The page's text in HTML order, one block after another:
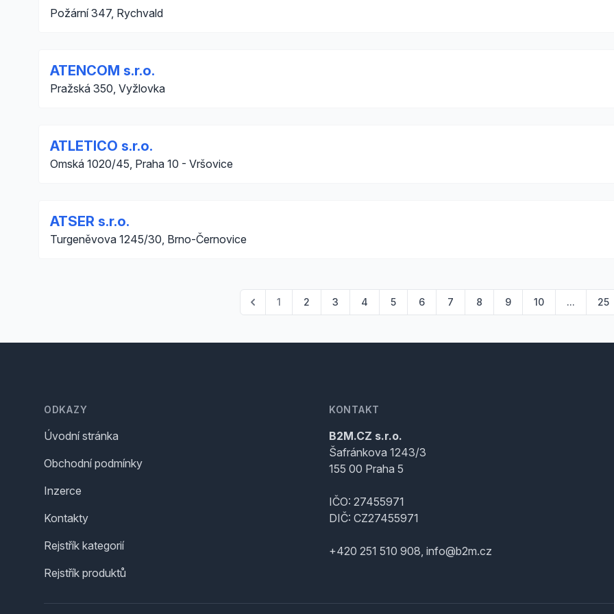
Požární 347, Rychvald
ATENCOM s.r.o.
Pražská 350, Vyžlovka
ATLETICO s.r.o.
Omská 1020/45, Praha 10 - Vršovice
ATSER s.r.o.
Turgeněvova 1245/30, Brno-Černovice
1 2 3 4 5 6 7 8 9 10 ... 25
ODKAZY
Úvodní stránka
Obchodní podmínky
Inzerce
Kontakty
Rejstřík kategorií
Rejstřík produktů
KONTAKT
B2M.CZ s.r.o.
Šafránkova 1243/3
155 00 Praha 5
IČO: 27455971
DIČ: CZ27455971
+420 251 510 908, info@b2m.cz